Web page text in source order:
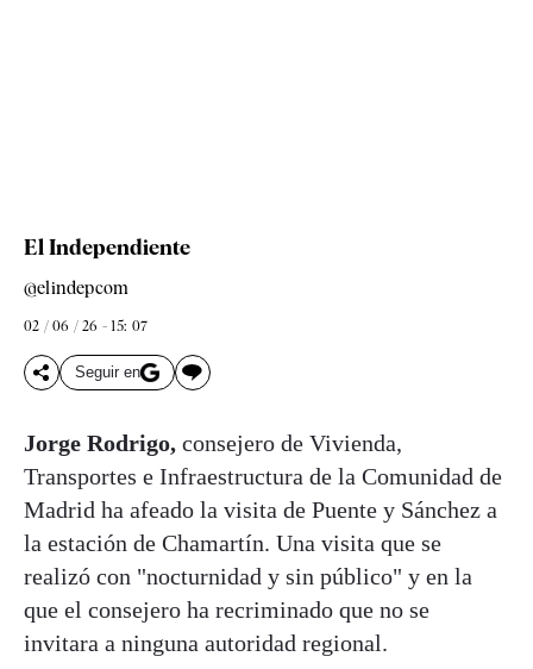
El Independiente
@elindepcom
02 / 06 / 26 - 15: 07
Seguir en
Jorge Rodrigo, consejero de Vivienda,
Transportes e Infraestructura de la Comunidad de
Madrid ha afeado la visita de Puente y Sánchez a
la estación de Chamartín. Una visita que se
realizó con "nocturnidad y sin público" y en la
que el consejero ha recriminado que no se
invitara a ninguna autoridad regional.